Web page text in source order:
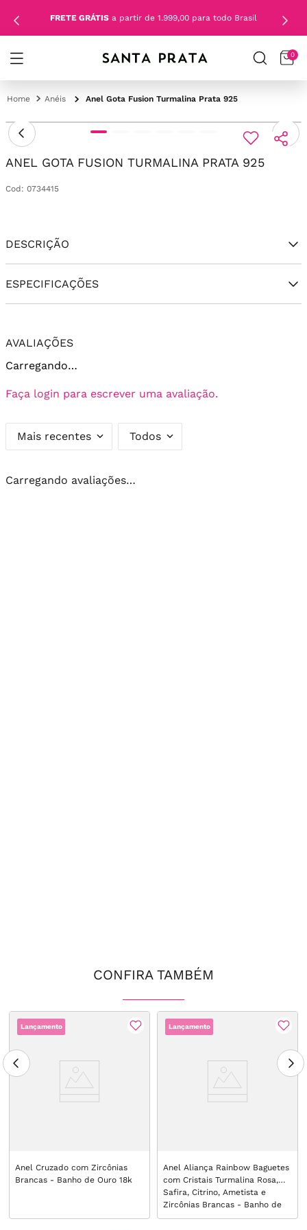
FRETE GRÁTIS a partir de 1.999,00 para todo Brasil
0
Anéis Anel Gota Fusion Turmalina Prata 925
ANEL GOTA FUSION TURMALINA PRATA 925
Cod : 0734415
DESCRIÇÃO
ESPECIFICAÇÕES
AVALIAÇÕES
Carregando…
Faça login para escrever uma avaliação.
Mais recentes Todos
Carregando avaliações…
CONFIRA TAMBÉM
Lançamento
Anel Cruzado com Zircônias
Brancas - Banho de Ouro 18k
Lançamento
Anel Aliança Rainbow Baguetes
com Cristais Turmalina Rosa,
Safira, Citrino, Ametista e
Zircônias Brancas - Banho de
Ouro 18k